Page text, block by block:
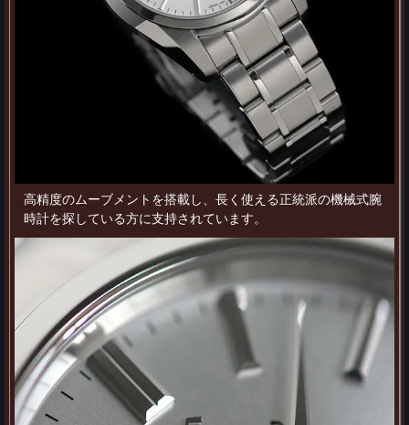
高精度のムーブメントを搭載し、長く使える正統派の機械式腕
時計を探している方に支持されています。